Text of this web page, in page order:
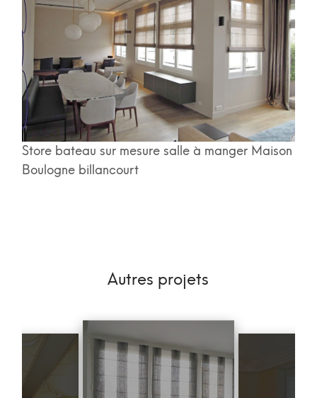
Store bateau sur mesure salle à manger Maison
Boulogne billancourt
Autres projets